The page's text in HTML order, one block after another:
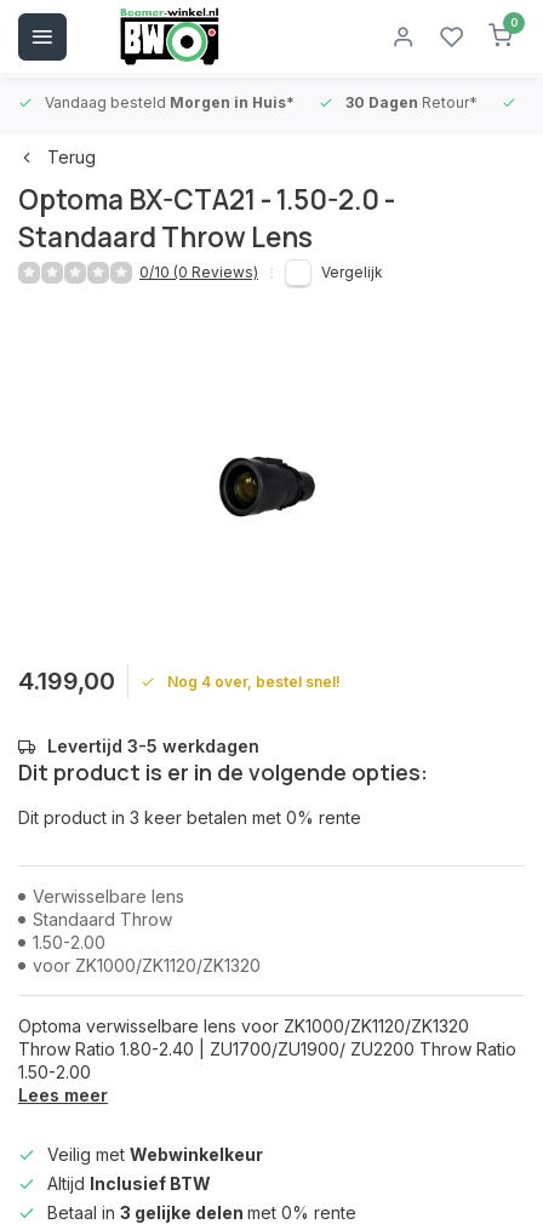
0
Vandaag besteld Morgen in Huis* 30 Dagen Retour*
Terug
Optoma BX-CTA21 - 1.50-2.0 -
Standaard Throw Lens
0/10 (0 Reviews) Vergelijk
4.199,00 Nog 4 over, bestel snel!
Levertijd 3-5 werkdagen
Dit product is er in de volgende opties:
Dit product in 3 keer betalen met 0% rente
Verwisselbare lens
Standaard Throw
1.50-2.00
voor ZK1000/ZK1120/ZK1320
Optoma verwisselbare lens voor ZK1000/ZK1120/ZK1320
Throw Ratio 1.80-2.40 | ZU1700/ZU1900/ ZU2200 Throw Ratio
1.50-2.00
Lees meer
Veilig met Webwinkelkeur
Altijd Inclusief BTW
Betaal in 3 gelijke delen met 0% rente